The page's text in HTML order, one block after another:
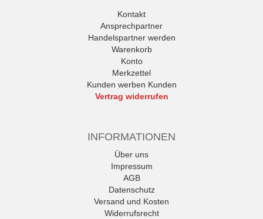
Kontakt
Ansprechpartner
Handelspartner werden
Warenkorb
Konto
Merkzettel
Kunden werben Kunden
Vertrag widerrufen
INFORMATIONEN
Über uns
Impressum
AGB
Datenschutz
Versand und Kosten
Widerrufsrecht